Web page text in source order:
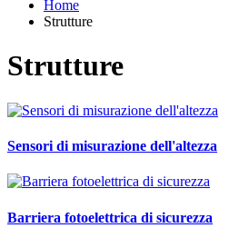
Home
Strutture
Strutture
Sensori di misurazione dell'altezza
Barriera fotoelettrica di sicurezza